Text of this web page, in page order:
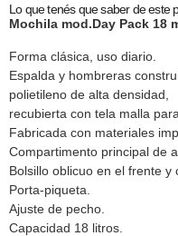
Lo que tenés que saber de este
Mochila mod.Day Pack 18
Forma clásica, uso diario.
Espalda y hombreras
polietileno de alta densidad,
recubierta con tela malla
Fabricada con materiales
Compartimento principal de
Bolsillo oblicuo en el frente y
Porta-piqueta.
Ajuste de pecho.
Capacidad 18 litros.